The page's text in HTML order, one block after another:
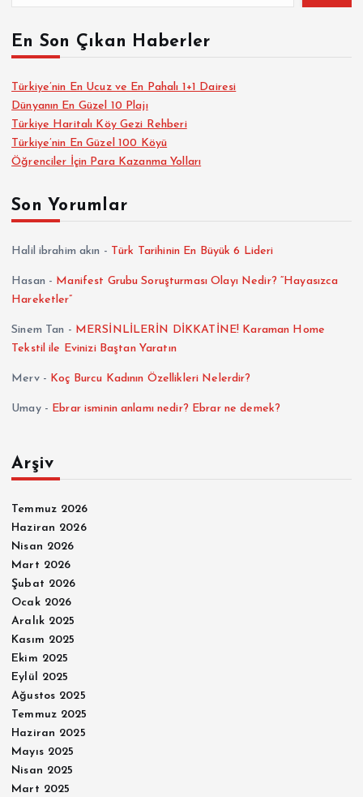
ı
g
e
z
i
m
s
i
En Son Çıkan Haberler
Türkiye’nin En Ucuz ve En Pahalı 1+1 Dairesi
Dünyanın En Güzel 10 Plajı
Türkiye Haritalı Köy Gezi Rehberi
Türkiye’nin En Güzel 100 Köyü
Öğrenciler İçin Para Kazanma Yolları
Son Yorumlar
Halil ibrahim akın - Türk Tarihinin En Büyük 6 Lideri
Hasan - Manifest Grubu Soruşturması Olayı Nedir? “Hayasızca
Hareketler”
Sinem Tan - MERSİNLİLERİN DİKKATİNE! Karaman Home
Tekstil ile Evinizi Baştan Yaratın
Merv- Koç Burcu Kadının Özellikleri Nelerdir?
Umay- Ebrar isminin anlamı nedir? Ebrar ne demek?
Arşiv
Temmuz 2026
Haziran 2026
Nisan 2026
Mart 2026
Şubat 2026
Ocak 2026
Aralık 2025
Kasım 2025
Ekim 2025
Eylül 2025
Ağustos 2025
Temmuz 2025
Haziran 2025
Mayıs 2025
Nisan 2025
Mart 2025